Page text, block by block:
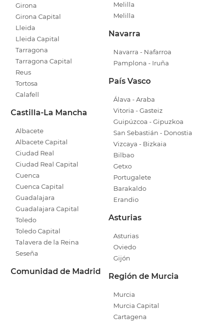
Girona
Girona Capital
Lleida
Lleida Capital
Tarragona
Tarragona Capital
Reus
Tortosa
Calafell
Castilla-La Mancha
Albacete
Albacete Capital
Ciudad Real
Ciudad Real Capital
Cuenca
Cuenca Capital
Guadalajara
Guadalajara Capital
Toledo
Toledo Capital
Talavera de la Reina
Seseña
Comunidad de Madrid
Melilla
Melilla
Navarra
Navarra - Nafarroa
Pamplona - Iruña
País Vasco
Álava - Araba
Vitoria - Gasteiz
Guipúzcoa - Gipuzkoa
San Sebastián - Donostia
Vizcaya - Bizkaia
Bilbao
Getxo
Portugalete
Barakaldo
Erandio
Asturias
Asturias
Oviedo
Gijón
Región de Murcia
Murcia
Murcia Capital
Cartagena